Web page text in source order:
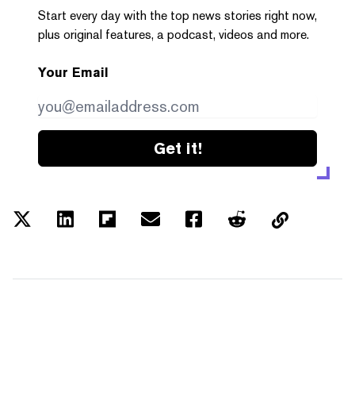
Start every day with the top news stories right now,
plus original features, a podcast, videos and more.
Your Email
Get it!